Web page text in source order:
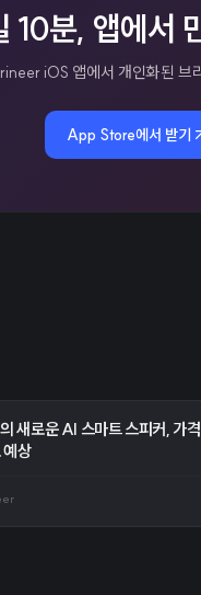
10분, 앱에서
iOS 앱에서 개인화된 브
App Store에서 받기
새로운 AI 스마트 스피커, 가
예상